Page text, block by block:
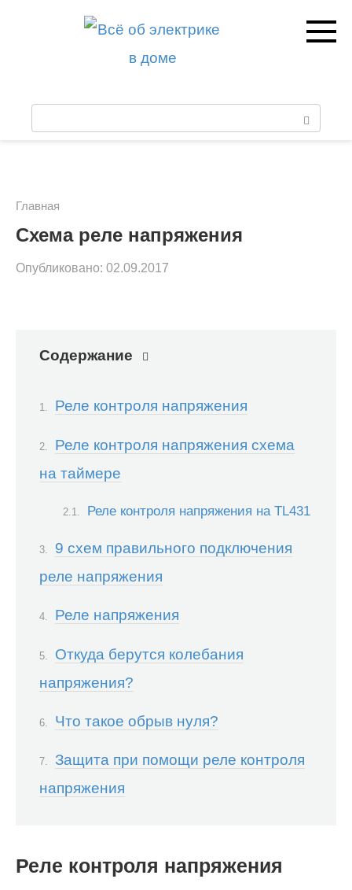
к
Главная
Схема реле напряжения
Опубликовано: 02.09.2017
Содержание
Реле контроля напряжения
Реле контроля напряжения схема
на таймере
Реле контроля напряжения на TL431
9 схем правильного подключения
реле напряжения
Реле напряжения
Откуда берутся колебания
напряжения?
Что такое обрыв нуля?
Защита при помощи реле контроля
напряжения
Реле контроля напряжения